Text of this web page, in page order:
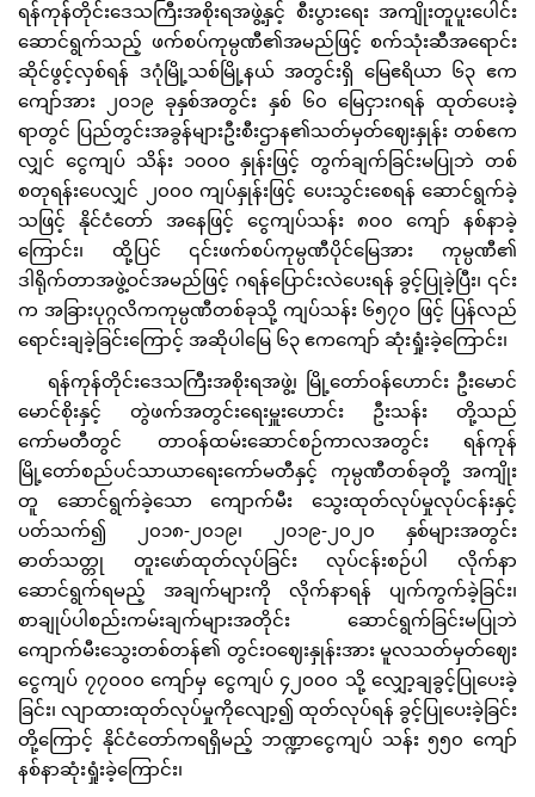
ရန်ကုန်တိုင်းဒေသကြီးအစိုးရအဖွဲ့နှင့် စီးပွားရေး အကျိုးတူပူးပေါင်း
ဆောင်ရွက်သည့် ဖက်စပ်ကုမ္ပဏီ၏အမည်ဖြင့် စက်သုံးဆီအရောင်း
ဆိုင်ဖွင့်လှစ်ရန် ဒဂုံမြို့သစ်မြို့နယ် အတွင်းရှိ မြေဧရိယာ ၆၃ ဧက
ကျော်အား ၂၀၁၉ ခုနှစ်အတွင်း နှစ် ၆၀ မြေငှားဂရန် ထုတ်ပေးခဲ့
ရာတွင် ပြည်တွင်းအခွန်များဦးစီးဌာန၏သတ်မှတ်ဈေးနှုန်း တစ်ဧက
လျှင် ငွေကျပ် သိန်း ၁၀၀၀ နှုန်းဖြင့် တွက်ချက်ခြင်းမပြုဘဲ တစ်
စတုရန်းပေလျှင် ၂၀၀၀ ကျပ်နှုန်းဖြင့် ပေးသွင်းစေရန် ဆောင်ရွက်ခဲ့
သဖြင့် နိုင်ငံတော် အနေဖြင့် ငွေကျပ်သန်း ၈၀၀ ကျော် နစ်နာခဲ့
ကြောင်း၊ ထို့ပြင် ၎င်းဖက်စပ်ကုမ္ပဏီပိုင်မြေအား ကုမ္ပဏီ၏
ဒါရိုက်တာအဖွဲ့ဝင်အမည်ဖြင့် ဂရန်ပြောင်းလဲပေးရန် ခွင့်ပြုခဲ့ပြီး၊ ၎င်း
က အခြားပုဂ္ဂလိကကုမ္ပဏီတစ်ခုသို့ ကျပ်သန်း ၆၅၇၀ ဖြင့် ပြန်လည်
ရောင်းချခဲ့ခြင်းကြောင့် အဆိုပါမြေ ၆၃ ဧကကျော် ဆုံးရှုံးခဲ့ကြောင်း၊
ရန်ကုန်တိုင်းဒေသကြီးအစိုးရအဖွဲ့၊ မြို့တော်ဝန်ဟောင်း ဦးမောင်
မောင်စိုးနှင့် တွဲဖက်အတွင်းရေးမှူးဟောင်း ဦးသန်း တို့သည်
ကော်မတီတွင် တာဝန်ထမ်းဆောင်စဉ်ကာလအတွင်း ရန်ကုန်
မြို့တော်စည်ပင်သာယာရေးကော်မတီနှင့် ကုမ္ပဏီတစ်ခုတို့ အကျိုး
တူ ဆောင်ရွက်ခဲ့သော ကျောက်မီး သွေးထုတ်လုပ်မှုလုပ်ငန်းနှင့်
ပတ်သက်၍ ၂၀၁၈-၂၀၁၉၊ ၂၀၁၉-၂၀၂၀ နှစ်များအတွင်း
ဓာတ်သတ္တု တူးဖော်ထုတ်လုပ်ခြင်း လုပ်ငန်းစဉ်ပါ လိုက်နာ
ဆောင်ရွက်ရမည့် အချက်များကို လိုက်နာရန် ပျက်ကွက်ခဲ့ခြင်း၊
စာချုပ်ပါစည်းကမ်းချက်များအတိုင်း ဆောင်ရွက်ခြင်းမပြုဘဲ
ကျောက်မီးသွေးတစ်တန်၏ တွင်းဝဈေးနှုန်းအား မူလသတ်မှတ်ဈေး
ငွေကျပ် ၇၇၀၀၀ ကျော်မှ ငွေကျပ် ၄၂၀၀၀ သို့ လျှော့ချခွင့်ပြုပေးခဲ့
ခြင်း၊ လျာထားထုတ်လုပ်မှုကိုလျော့၍ ထုတ်လုပ်ရန် ခွင့်ပြုပေးခဲ့ခြင်း
တို့ကြောင့် နိုင်ငံတော်ကရရှိမည့် ဘဏ္ဍာငွေကျပ် သန်း ၅၅၀ ကျော်
နစ်နာဆုံးရှုံးခဲ့ကြောင်း၊